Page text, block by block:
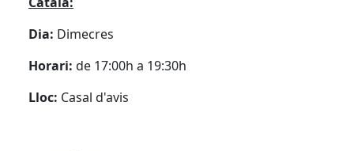
Dia: Dimecres
Horari: de 17:00h a 19:30h
Lloc: Casal d'avis